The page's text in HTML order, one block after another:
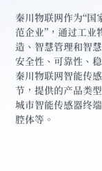
秦川物联网作为“国
范企业”，通过工业
造、智慧管理和智
安全性、可靠性、
秦川物联网智能传
节，提供的产品类
城市智能传感器终
腔体等。